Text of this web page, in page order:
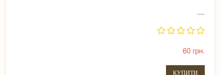
.....
60 грн.
КУПИТИ